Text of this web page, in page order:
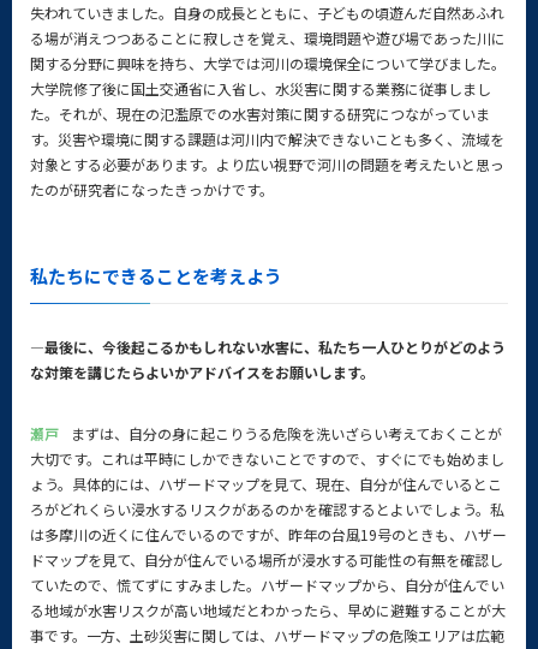
失われていきました。自身の成長とともに、子どもの頃遊んだ自然あふれ
る場が消えつつあることに寂しさを覚え、環境問題や遊び場であった川に
関する分野に興味を持ち、大学では河川の環境保全について学びました。
大学院修了後に国土交通省に入省し、水災害に関する業務に従事しまし
た。それが、現在の氾濫原での水害対策に関する研究につながっていま
す。災害や環境に関する課題は河川内で解決できないことも多く、流域を
対象とする必要があります。より広い視野で河川の問題を考えたいと思っ
たのが研究者になったきっかけです。
私たちにできることを考えよう
—最後に、今後起こるかもしれない水害に、私たち一人ひとりがどのよう
な対策を講じたらよいかアドバイスをお願いします。
瀬戸
まずは、自分の身に起こりうる危険を洗いざらい考えておくことが
大切です。これは平時にしかできないことですので、すぐにでも始めまし
ょう。具体的には、ハザードマップを見て、現在、自分が住んでいるとこ
ろがどれくらい浸水するリスクがあるのかを確認するとよいでしょう。私
は多摩川の近くに住んでいるのですが、昨年の台風19号のときも、ハザー
ドマップを見て、自分が住んでいる場所が浸水する可能性の有無を確認し
ていたので、慌てずにすみました。ハザードマップから、自分が住んでい
る地域が水害リスクが高い地域だとわかったら、早めに避難することが大
事です。一方、土砂災害に関しては、ハザードマップの危険エリアは広範